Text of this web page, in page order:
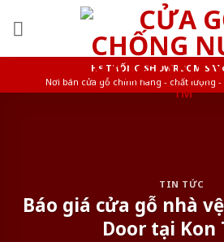
HỆ THỐNG SHOWROOM
Nơi bán cửa gỗ chính hãng - chất lượng -
TIN TỨC
Báo giá cửa gỗ nhà
Door tại Kon